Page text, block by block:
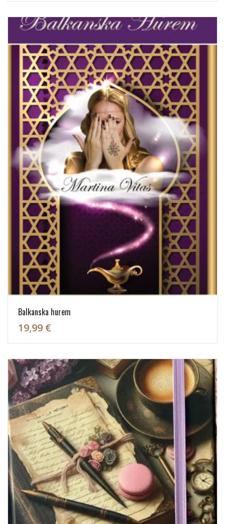
Balkanska hurem
19,99 €